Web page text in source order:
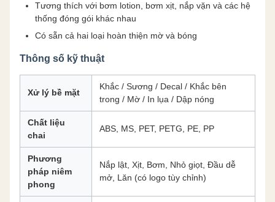
Tương thích với bơm lotion, bơm xịt, nắp vặn và các hệ
thống đóng gói khác nhau
Có sẵn cả hai loại hoàn thiện mờ và bóng
Thông số kỹ thuật
Xử lý bề mặt
Khắc / Sương / Decal / Khắc bên
trong / Mờ / In lụa / Dập nóng
Chất liệu
chai
ABS, MS, PET, PETG, PE, PP
Phương
pháp niêm
phong
Nắp lật, Xịt, Bơm, Nhỏ giọt, Đầu dễ
mở, Lăn (có logo tùy chỉnh)